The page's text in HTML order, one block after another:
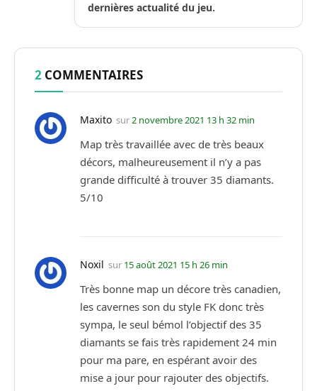
dernières actualité du jeu.
2 COMMENTAIRES
Maxito sur2 novembre 2021 13 h 32 min
Map très travaillée avec de très beaux
décors, malheureusement il n’y a pas
grande difficulté à trouver 35 diamants.
5/10
Noxil sur 15 août 2021 15 h 26 min
Très bonne map un décore très canadien,
les cavernes son du style FK donc très
sympa, le seul bémol l’objectif des 35
diamants se fais très rapidement 24 min
pour ma pare, en espérant avoir des
mise a jour pour rajouter des objectifs.